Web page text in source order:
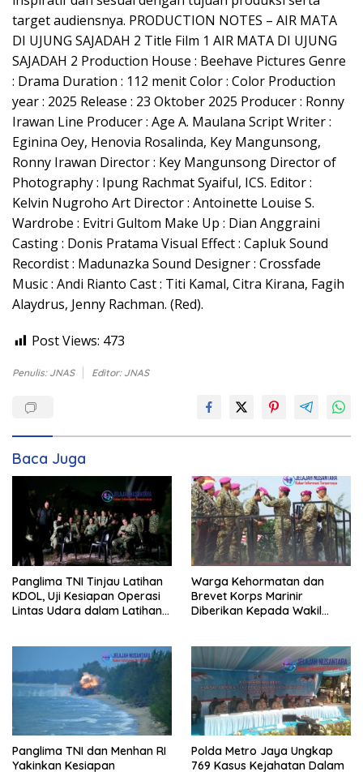
target audiensnya. PRODUCTION NOTES – AIR MATA
DI UJUNG SAJADAH 2 Title Film 1 AIR MATA DI UJUNG
SAJADAH 2 Production House : Beehave Pictures Genre
: Drama Duration : 112 menit Color : Color Production
year : 2025 Release : 23 Oktober 2025 Producer : Ronny
Irawan Line Producer : Age A. Maulana Script Writer :
Eginina Oey, Henovia Rosalinda, Key Mangunsong,
Ronny Irawan Director : Key Mangunsong Director of
Photography : Ipung Rachmat Syaiful, ICS. Editor :
Kelvin Nugroho Art Director : Antoinette Louise S.
Wardrobe : Evitri Gultom Make Up : Dian Anggraini
Casting : Donis Pratama Visual Effect : Capluk Sound
Recordist : Madunazka Sound Designer : Crossfade
Music : Andi Rianto Cast : Titi Kamal, Citra Kirana, Fagih
Alaydrus, Jenny Rachman. (Red).
Post Views: 473
Penulis: JNAS Editor: JNAS
Baca Juga
Panglima TNI Tinjau Latihan
KDOL, Uji Kesiapan Operasi
Lintas Udara dalam Latihan
Warga Kehormatan dan
Brevet Korps Marinir
Diberikan Kepada Wakil
Panglima TNI dan Menhan RI
Yakinkan Kesiapan
Polda Metro Jaya Ungkap
769 Kasus Kejahatan Dalam